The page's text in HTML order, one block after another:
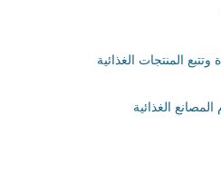
المنتجات الغذائية
الغذائية